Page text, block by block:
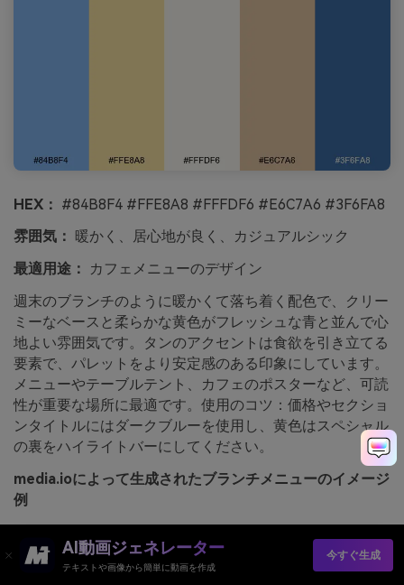
HEX： #84B8F4 #FFE8A8 #FFFDF6 #E6C7A6 #3F6FA8
雰囲気： 暖かく、居心地が良く、カジュアルシック
最適用途：
カフェメニューのデザイン
週末のブランチのように暖かくて落ち着く配色で、クリー
ミーなベースと柔らかな黄色がフレッシュな青と並んで心
地よい雰囲気です。タンのアクセントは食欲を引き立てる
要素で、パレットをより安定感のある印象にしています。
メニューやテーブルテント、カフェのポスターなど、可読
性が重要な場所に最適です。使用のコツ：価格やセクショ
ンタイトルにはダークブルーを使用し、黄色はスペシャル
の裏をハイライトバーにしてください。
media.ioによって生成されたブランチメニューのイメージ
例
AI動画ジェネレーター
テキストや画像から簡単に動画を作成
今すぐ生成